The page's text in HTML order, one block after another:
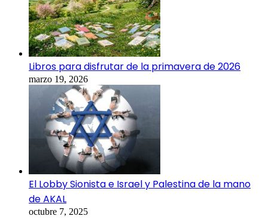
Libros para disfrutar de la primavera de 2026
marzo 19, 2026
El Lobby Sionista e Israel y Palestina de la mano
de AKAL
octubre 7, 2025